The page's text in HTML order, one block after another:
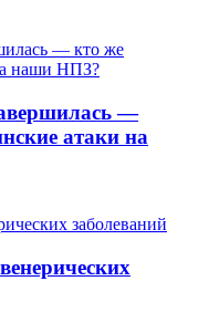
—
атаки на